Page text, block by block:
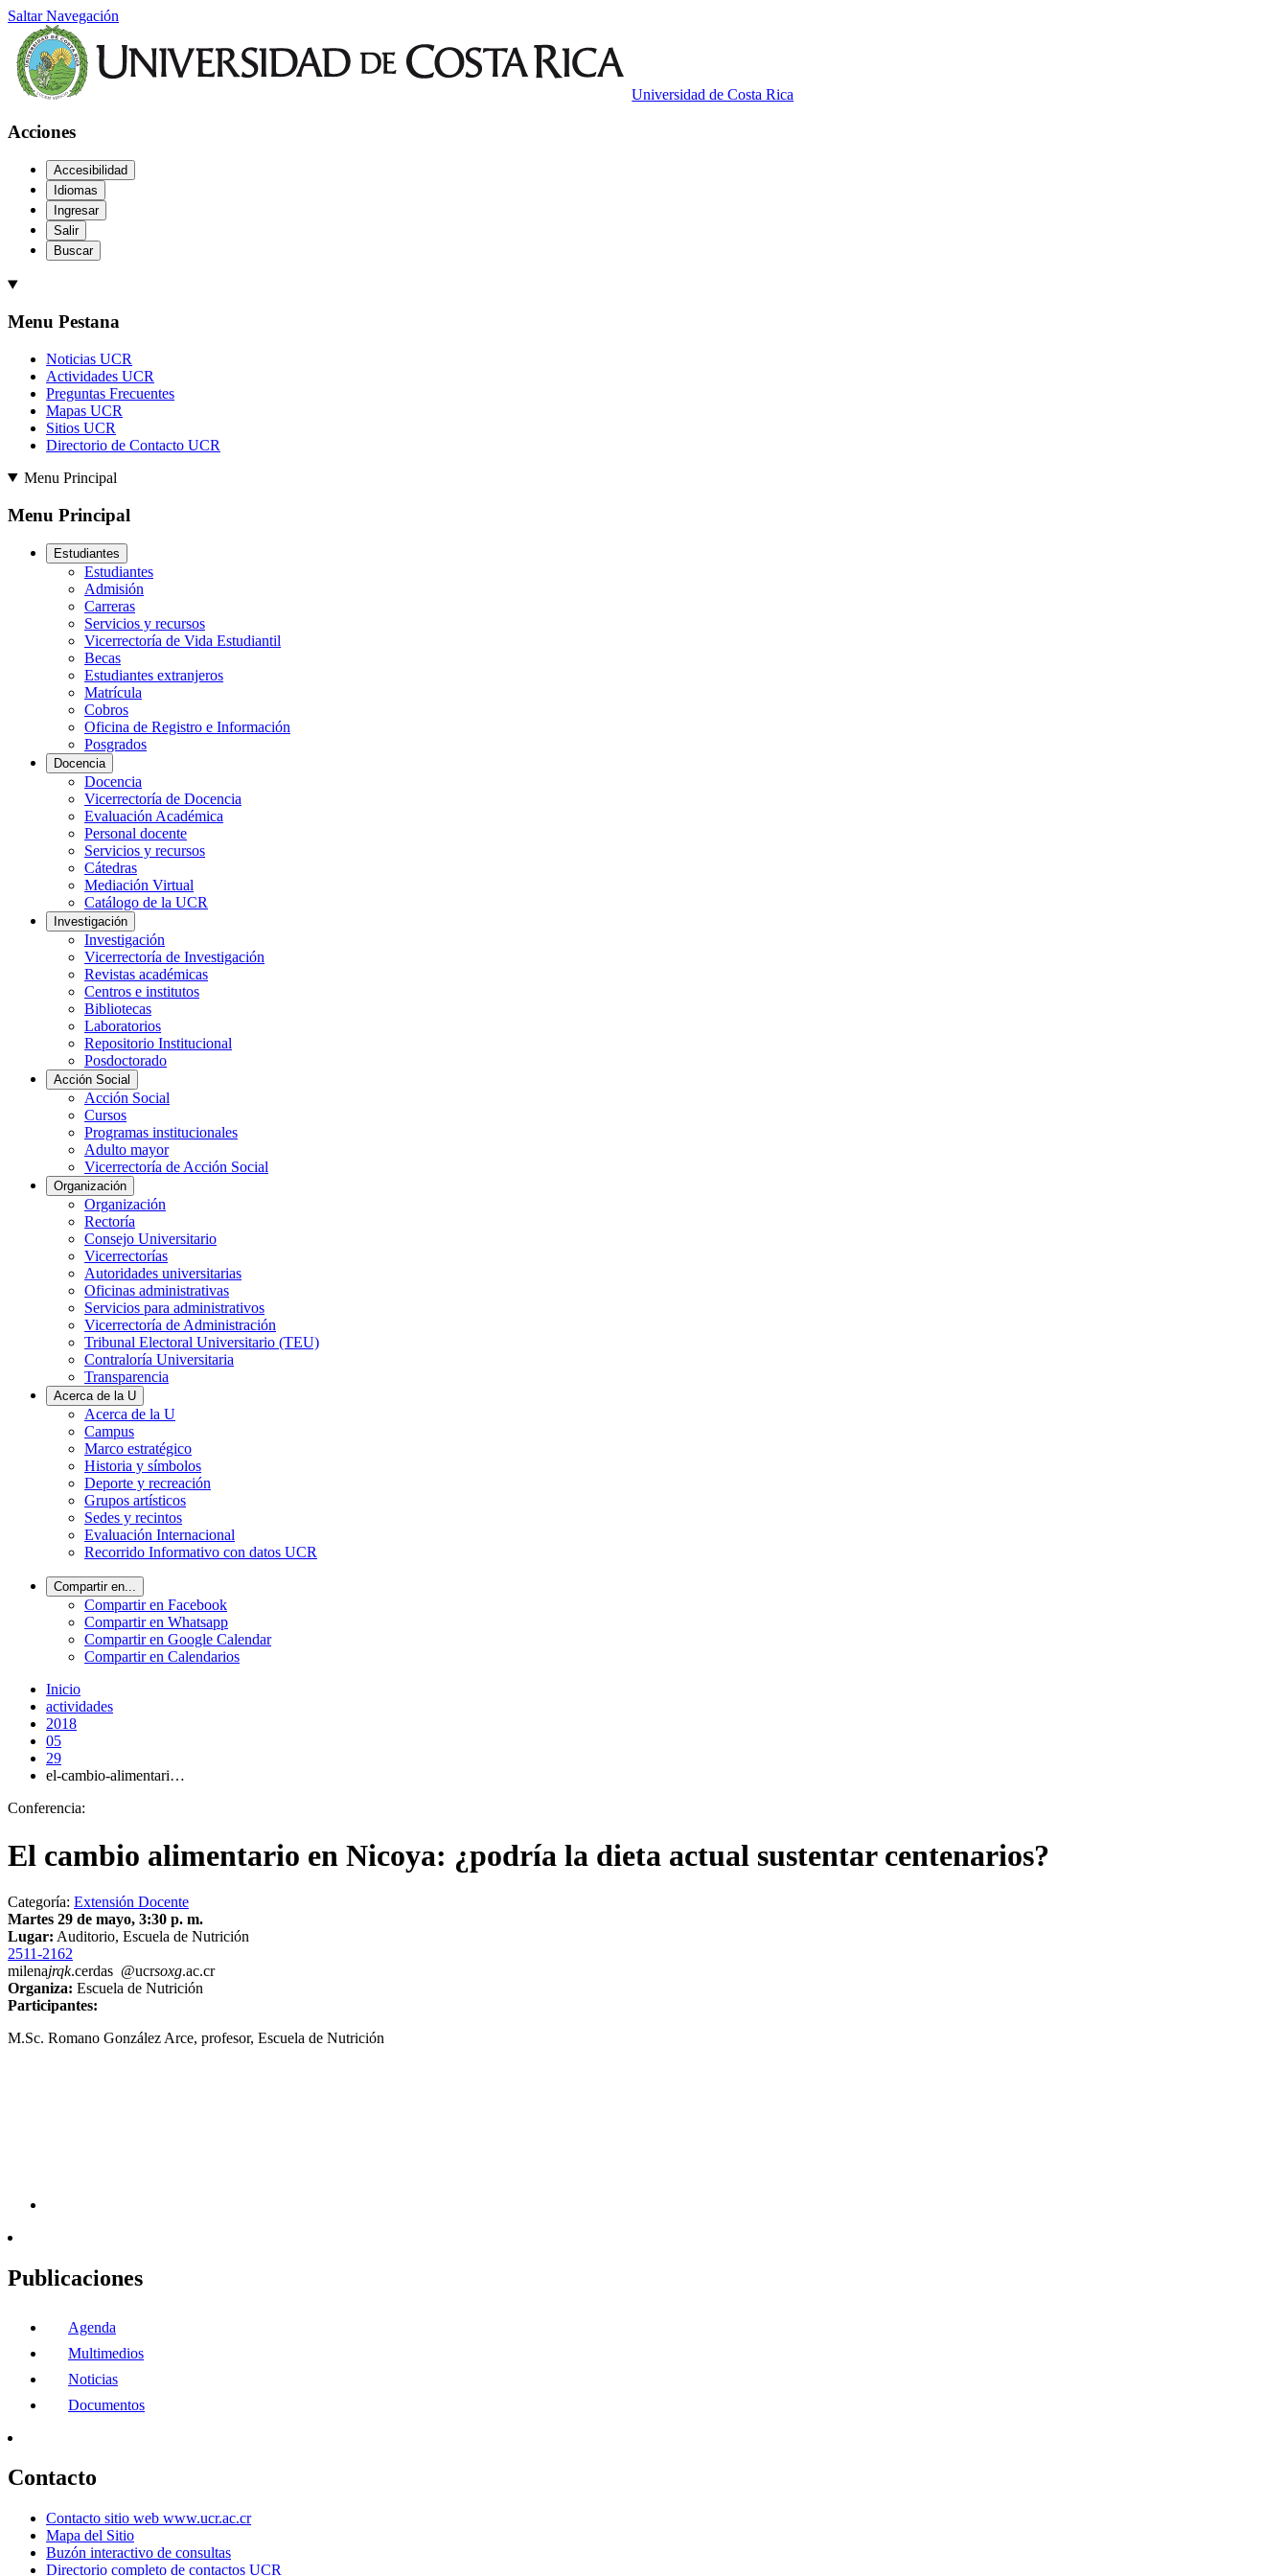
Saltar Navegación
Universidad de Costa Rica
Acciones
Accesibilidad
Idiomas
Ingresar
Salir
Buscar
Menu Pestana
Noticias UCR
Actividades UCR
Preguntas Frecuentes
Mapas UCR
Sitios UCR
Directorio de Contacto UCR
Menu Principal
Menu Principal
Estudiantes
Estudiantes
Admisión
Carreras
Servicios y recursos
Vicerrectoría de Vida Estudiantil
Becas
Estudiantes extranjeros
Matrícula
Cobros
Oficina de Registro e Información
Posgrados
Docencia
Docencia
Vicerrectoría de Docencia
Evaluación Académica
Personal docente
Servicios y recursos
Cátedras
Mediación Virtual
Catálogo de la UCR
Investigación
Investigación
Vicerrectoría de Investigación
Revistas académicas
Centros e institutos
Bibliotecas
Laboratorios
Repositorio Institucional
Posdoctorado
Acción Social
Acción Social
Cursos
Programas institucionales
Adulto mayor
Vicerrectoría de Acción Social
Organización
Organización
Rectoría
Consejo Universitario
Vicerrectorías
Autoridades universitarias
Oficinas administrativas
Servicios para administrativos
Vicerrectoría de Administración
Tribunal Electoral Universitario (TEU)
Contraloría Universitaria
Transparencia
Acerca de la U
Acerca de la U
Campus
Marco estratégico
Historia y símbolos
Deporte y recreación
Grupos artísticos
Sedes y recintos
Evaluación Internacional
Recorrido Informativo con datos UCR
Compartir en...
Compartir en Facebook
Compartir en Whatsapp
Compartir en Google Calendar
Compartir en Calendarios
Inicio
actividades
2018
05
29
el-cambio-alimentari…
Conferencia:
El cambio alimentario en Nicoya: ¿podría la dieta actual sustentar centenarios?
Categoría: Extensión Docente
Martes 29 de mayo, 3:30 p. m.
Lugar: Auditorio, Escuela de Nutrición
2511-2162
milenajrqk.cerdas @ucrsoxg.ac.cr
Organiza: Escuela de Nutrición
Participantes:
M.Sc. Romano González Arce, profesor, Escuela de Nutrición
Publicaciones
Agenda
Multimedios
Noticias
Documentos
Contacto
Contacto sitio web www.ucr.ac.cr
Mapa del Sitio
Buzón interactivo de consultas
Directorio completo de contactos UCR